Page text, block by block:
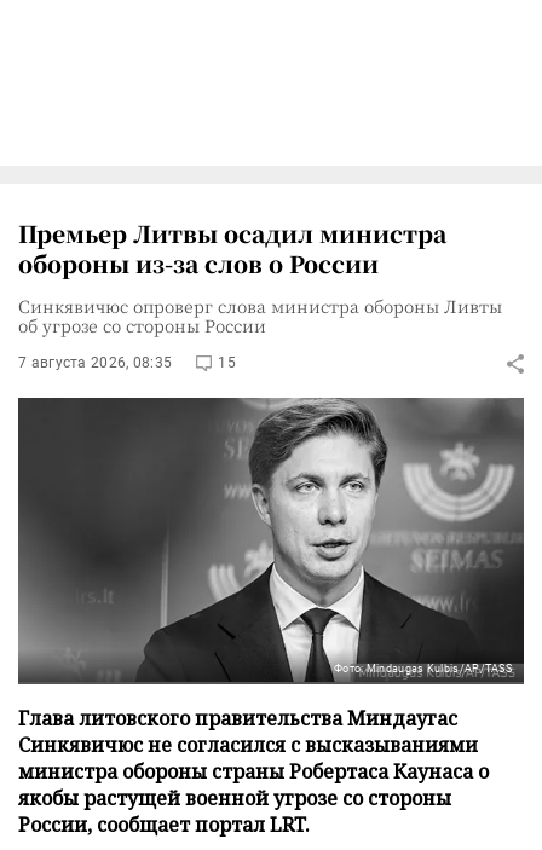
Премьер Литвы осадил министра
обороны из-за слов о России
Синкявичюс опроверг слова министра обороны Ливты
об угрозе со стороны России
7 августа 2026, 08:35 15
Фото: Mindaugas Kulbis/AP/TASS
Глава литовского правительства Миндаугас
Синкявичюс не согласился с высказываниями
министра обороны страны Робертаса Каунаса о
якобы растущей военной угрозе со стороны
России, сообщает портал LRT.